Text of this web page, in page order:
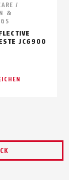
/
& U
JC6900